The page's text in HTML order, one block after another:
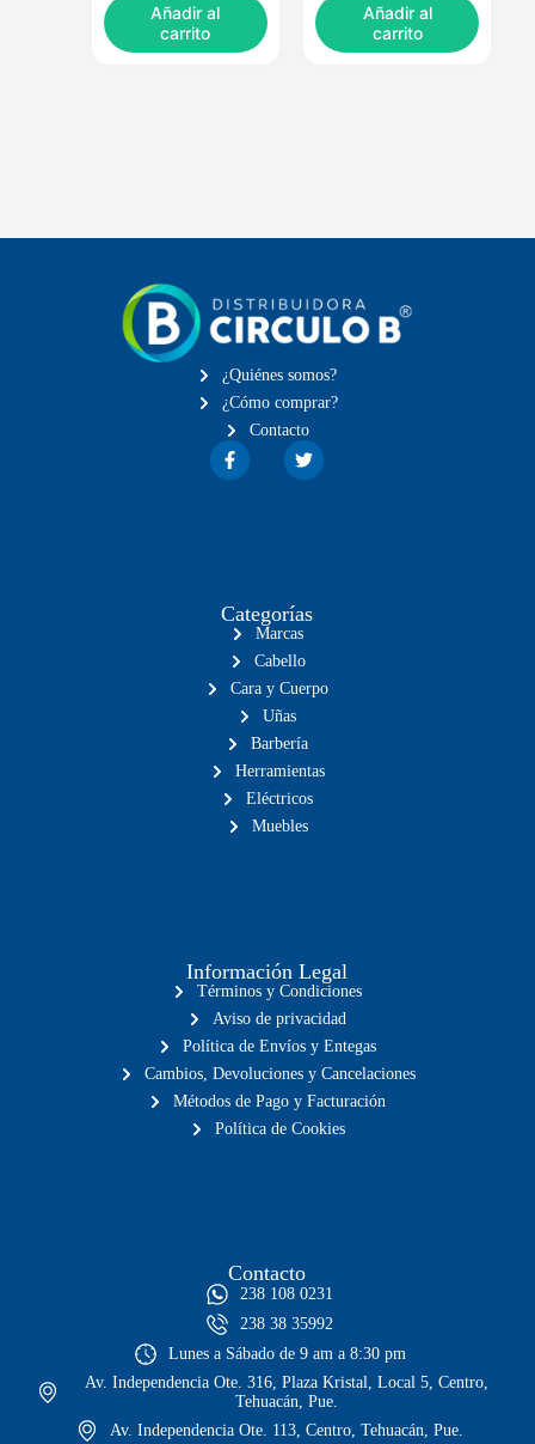
Añadir al
carrito
Añadir al
carrito
¿Quiénes somos?
¿Cómo comprar?
Contacto
Categorías
Marcas
Cabello
Cara y Cuerpo
Uñas
Barbería
Herramientas
Eléctricos
Muebles
Información Legal
Términos y Condiciones
Aviso de privacidad
Política de Envíos y Entegas
Cambios, Devoluciones y Cancelaciones
Métodos de Pago y Facturación
Política de Cookies
Contacto
238 108 0231
238 38 35992
Lunes a Sábado de 9 am a 8:30 pm
Av. Independencia Ote. 316, Plaza Kristal, Local 5, Centro,
Tehuacán, Pue.
Av. Independencia Ote. 113, Centro, Tehuacán, Pue.